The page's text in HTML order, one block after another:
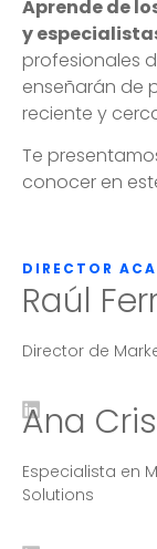
Aprende de
y
profesionales
enseñarán de
reciente y
Te
conocer en
DIRECTOR
Raúl
Director de
Ana
Especialista en
Solutions